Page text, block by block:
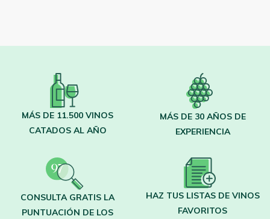
MÁS DE 11.500 VINOS
CATADOS AL AÑO
MÁS DE 30 AÑOS DE
EXPERIENCIA
CONSULTA GRATIS LA
PUNTUACIÓN DE LOS
HAZ TUS LISTAS DE VINOS
FAVORITOS